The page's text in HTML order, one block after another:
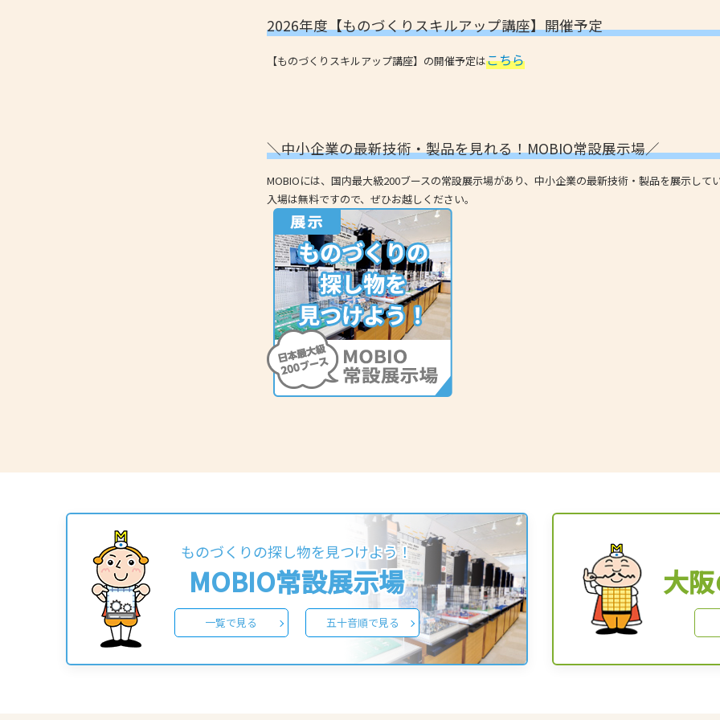
2026年度【ものづくりスキルアップ講座】開催予定
【ものづくりスキルアップ講座】の開催予定はこちら
＼中小企業の最新技術・製品を見れる！MOBIO常設展示場／
MOBIOには、国内最大級200ブースの常設展示場があり、中小企業の最新技術・製品を展示して
入場は無料ですので、ぜひお越しください。
ものづくりの探し物を見つけよう！
MOBIO常設展示場
一覧で見る 五十音順で見る
大